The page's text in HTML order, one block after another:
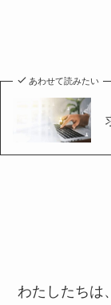
あわせて読みたい
わたしたちは